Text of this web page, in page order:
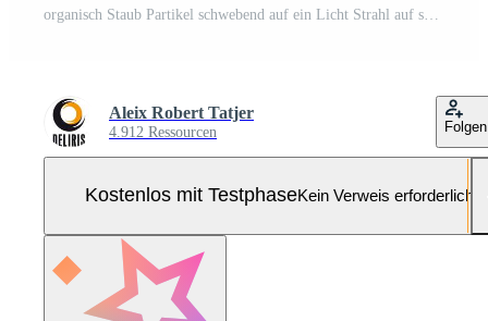
Aleix Robert Tatjer
4.912 Ressourcen Folgen
Kostenlos mit TestphaseKein Verweis erforderlich